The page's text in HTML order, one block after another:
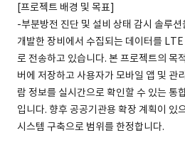
[프로젝트 배경 및 목표]
-부분방전 진단 및 설비 상태 감시 솔루
개발한 장비에서 수집되는 데이터를
로 전송하고 있습니다. 본 프로젝트의 목
버에 저장하고 사용자가 모바일 앱 및 관
람 정보를 실시간으로 확인할 수 있는 통
입니다. 향후 공공기관용 확장 계획이 있
시스템 구축으로 범위를 한정합니다.